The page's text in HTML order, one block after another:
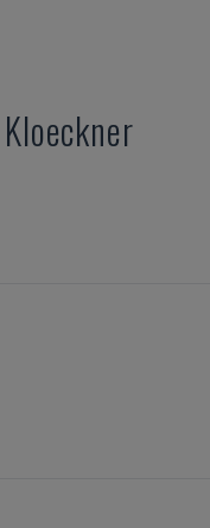
Kloeckner